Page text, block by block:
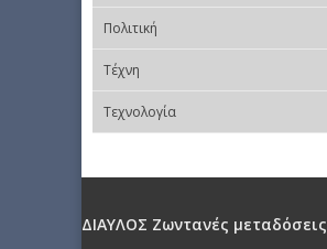
Πολιτική
Τέχνη
Τεχνολογία
ΔΙΑΥΛΟΣ Ζωντανές μεταδόσεις